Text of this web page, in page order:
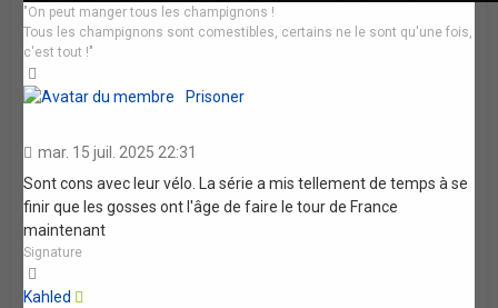
"On peut manger tous les champignons !
Tous les champignons sont comestibles, certains ne le sont qu'une fois,
c'est tout !"
Prisoner
mar. 15 juil. 2025 22:31
Sont cons avec leur vélo. La série a mis tellement de temps à se
finir que les gosses ont l'âge de faire le tour de France
maintenant
Signature
Kahled